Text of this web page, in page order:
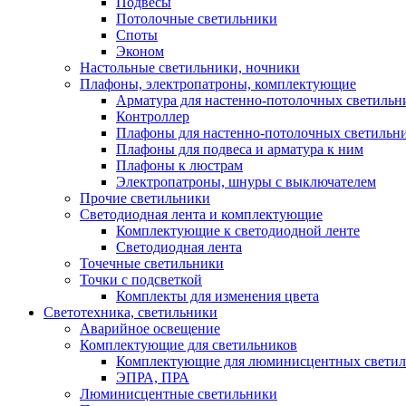
Потолочные светильники
Споты
Эконом
Настольные светильники, ночники
Плафоны, электропатроны, комплектующие
Арматура для настенно-потолочных
Контроллер
Плафоны для настенно-потолочных
Плафоны для подвеса и арматура к ним
Плафоны к люстрам
Электропатроны, шнуры с выключателем
Прочие светильники
Светодиодная лента и комплектующие
Комплектующие к светодиодной ленте
Светодиодная лента
Точечные светильники
Точки с подсветкой
Комплекты для изменения цвета
Светотехника, светильники
Аварийное освещение
Комплектующие для светильников
Комплектующие для люминисцентных
ЭПРА, ПРА
Люминисцентные светильники